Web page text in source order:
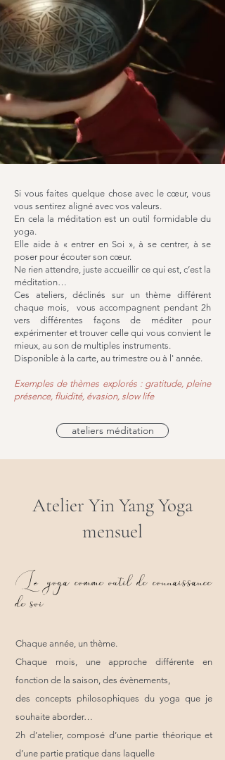
Si vous faites quelque chose avec le cœur, vous
vous sentirez aligné avec vos valeurs.
En cela la méditation est un outil formidable du
yoga.
Elle aide à « entrer en Soi », à se centrer, à se
poser pour écouter son cœur.
Ne rien attendre, juste accueillir ce qui est, c’est la
méditation…
Ces ateliers, déclinés sur un thème différent
chaque mois, vous accompagnent pendant 2h
vers différentes façons de méditer pour
expérimenter et trouver celle qui vous convient le
mieux, au son de multiples instruments.
Disponible à la carte, au trimestre ou à l' année.
Exemples de thèmes explorés : gratitude, pleine
présence, fluidité, évasion, slow life
ateliers méditation
Atelier Yin Yang Yoga
mensuel
Leyoga comme outil de connaissance
de soi
Chaque année, un thème.
Chaque mois, une approche différente en
fonction de la saison, des évènements,
des concepts philosophiques du yoga que je
souhaite aborder…
2h d’atelier, composé d’une partie théorique et
d’une partie pratique dans laquelle